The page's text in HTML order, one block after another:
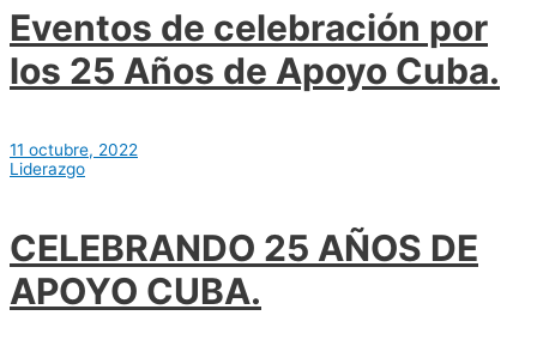
Eventos de celebración por
los 25 Años de Apoyo Cuba.
11 octubre, 2022
Liderazgo
CELEBRANDO 25 AÑOS DE
APOYO CUBA.